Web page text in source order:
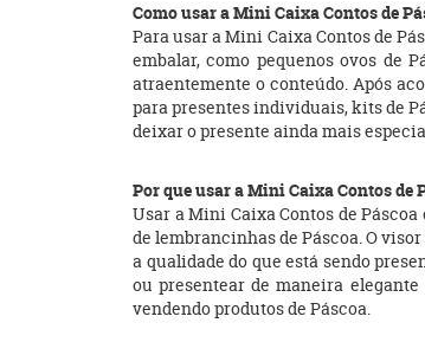
Como usar a Mini Caixa Contos de
Para usar a Mini Caixa Contos de
embalar, como pequenos ovos de
atraentemente o conteúdo. Após
para presentes individuais, kits de
deixar o presente ainda mais
Por que usar a Mini Caixa Contos de
Usar a Mini Caixa Contos de
de lembrancinhas de Páscoa. O
a qualidade do que está sendo
ou presentear de maneira
vendendo produtos de Páscoa.